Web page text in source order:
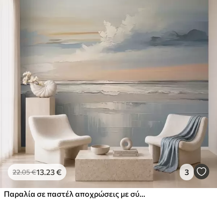
22.05€13 .23€ 3